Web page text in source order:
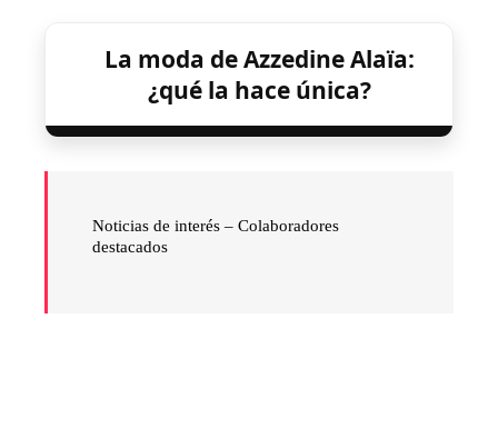
La moda de Azzedine Alaïa:
¿qué la hace única?
Noticias de interés – Colaboradores
destacados